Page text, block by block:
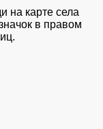
на карте села
в правом